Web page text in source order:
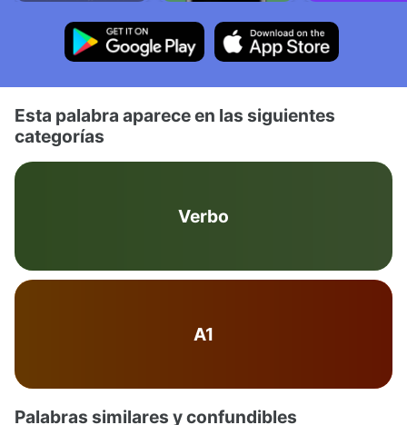
Esta palabra aparece en las siguientes
categorías
Verbo
A1
Palabras similares y confundibles